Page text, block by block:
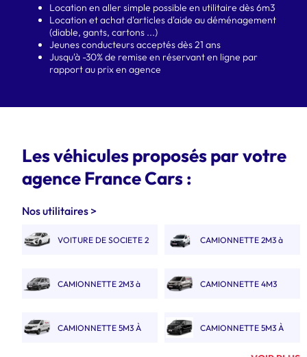
Location en aller simple possible en utilitaire dès 6m3
Location et achat d'articles d'aide au déménagement
(diable, gants, cartons ...)
Jeunes conducteurs acceptés dès 21 ans
Jusqu'à -30% de remise en réservant en ligne par
rapport au prix en agence
Les véhicules proposés par votre
agence France Cars :
Nos utilitaires >
VOITURE DE SOCIETE 2 CAMIONNETTE 2M3 à
CAMIONNETTE 2M3 à
CAMIONNETTE 4M3
CAMIONNETTE 5M3 À CAMIONNETTE 5M3 À